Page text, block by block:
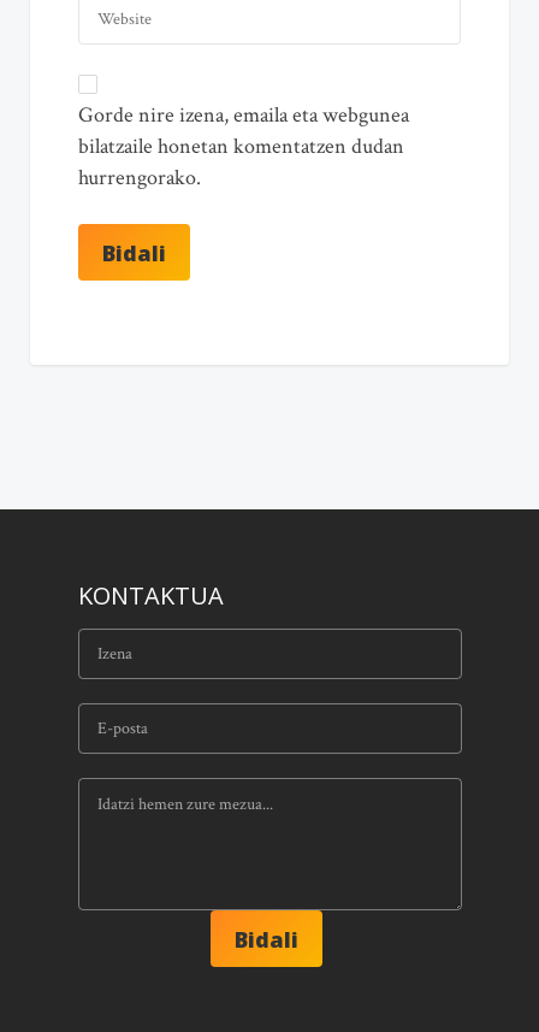
Gorde nire izena, emaila eta webgunea
bilatzaile honetan komentatzen dudan
hurrengorako.
KONTAKTUA